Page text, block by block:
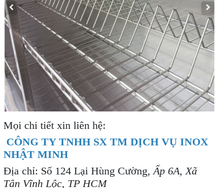
Mọi chi tiết xin liên hệ:
CÔNG TY TNHH SX TM DỊCH VỤ INOX
NHẬT MINH
Địa chỉ: Số 124 Lại Hùng Cường, Ấp 6A, Xã
Tân Vĩnh Lộc, TP HCM